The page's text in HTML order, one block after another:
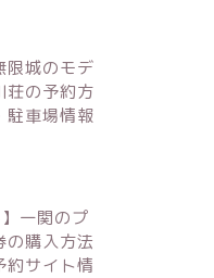
限城のモデ
荘の予約方
駐車場情報
】一関のプ
の購入方法
約サイト情